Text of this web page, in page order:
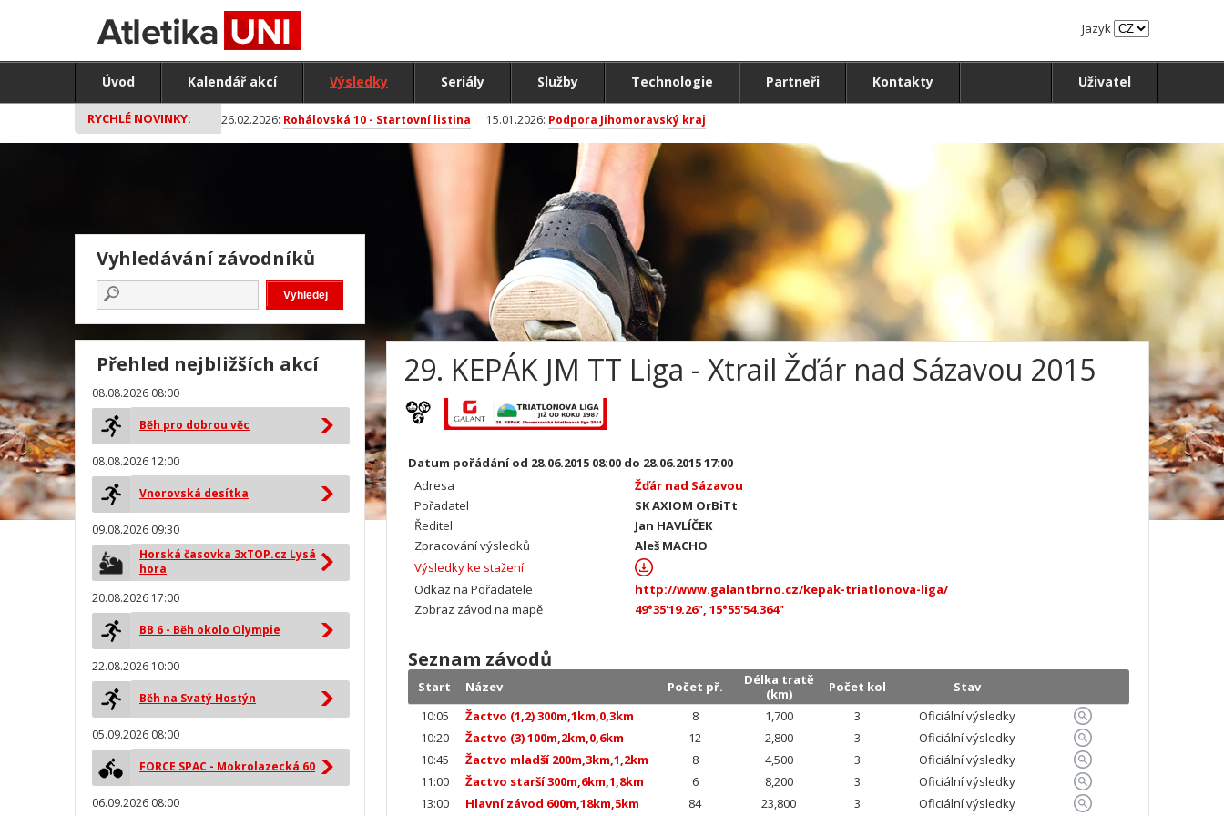
Jazyk
Úvod Kalendář akcí Výsledky Seriály Služby Technologie Partneři Kontakty Uživatel
RYCHLÉ NOVINKY: 26.02.2026: Rohálovská 10 - Startovní listina 15.01.2026: Podpora Jihomoravský kraj
29. KEPÁK JM TT Liga - Xtrail Žďár nad Sázavou 2015
Datum pořádání od 28.06.2015 08:00 do 28.06.2015 17:00
Adresa
Žďár nad Sázavou
Pořadatel
SK AXIOM OrBiTt
Ředitel
Jan HAVLÍČEK
Zpracování výsledků
Aleš MACHO
Výsledky ke stažení
Odkaz na Pořadatele
http://www.galantbrno.cz/kepak-triatlonova-liga/
Zobraz závod na mapě
49°35'19.26", 15°55'54.364"
Seznam závodů
Start Název Počet př.
Délka tratě
(km)
Počet kol
Stav
10:05
Žactvo (1,2) 300m,1km,0,3km 8 1,700 3
Oficiální výsledky
10:20
Žactvo (3) 100m,2km,0,6km 12 2,800 3
Oficiální výsledky
10:45
Žactvo mladší 200m,3km,1,2km 8 4,500 3
Oficiální výsledky
11:00
Žactvo starší 300m,6km,1,8km 6 8,200 3
Oficiální výsledky
13:00
Hlavní závod 600m,18km,5km 84 23,800 3 Oficiální výsledky
Vyhledávání závodníků
Přehled nejbližších akcí
08.08.2026 08:00
Běh pro dobrou věc
08.08.2026 12:00
Vnorovská desítka
09.08.2026 09:30
Horská časovka 3xTOP.cz Lysá
hora
20.08.2026 17:00
BB 6 - Běh okolo Olympie
22.08.2026 10:00
Běh na Svatý Hostýn
05.09.2026 08:00
FORCE SPAC - Mokrolazecká 60
06.09.2026 08:00